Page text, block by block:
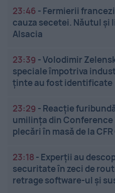
23:46 - Fermierii
cauza secetei. Năutul și
Alsacia
23:39 -Volodimir
speciale împotriva
ținte au fost identificate
23:29 - Reacție
umilința din Conference
plecări în masă de la
23:18 - Experții au
securitate în zeci de
retrage software-ul și